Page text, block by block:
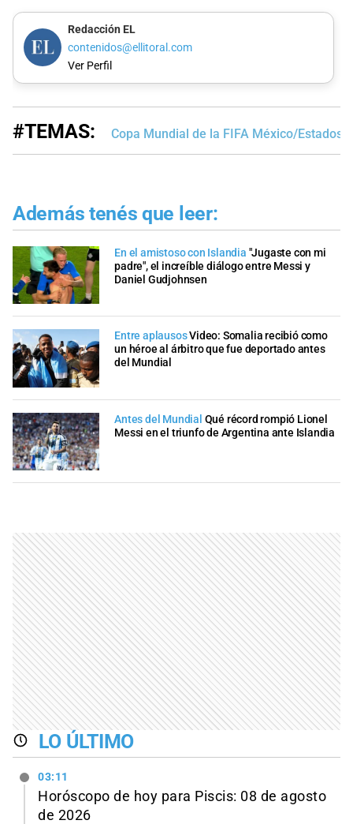
Redacción EL
contenidos@ellitoral.com
Ver Perfil
#TEMAS: Copa Mundial de la FIFA México/Estados
Además tenés que leer:
En el amistoso con Islandia "Jugaste con mi
padre", el increíble diálogo entre Messi y
Daniel Gudjohnsen
Entre aplausosVideo: Somalia recibió como
un héroe al árbitro que fue deportado antes
del Mundial
Antes del Mundial Qué récord rompió Lionel
Messi en el triunfo de Argentina ante Islandia
LO ÚLTIMO
03:11
Horóscopo de hoy para Piscis: 08 de agosto
de 2026